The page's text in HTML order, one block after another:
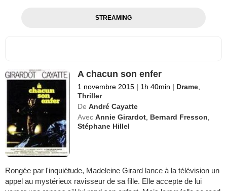
STREAMING
A chacun son enfer
1 novembre 2015 | 1h 40min | Drame
Thriller
De André Cayatte
Avec Annie Girardot Bernard Fresson
Stéphane Hillel
Rongée par l'inquiétude, Madeleine Girard lance à la télévision un
appel au mystérieux ravisseur de sa fille. Elle accepte de lui